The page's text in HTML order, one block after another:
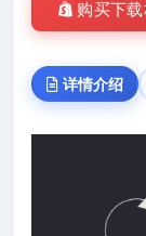
购买下载
详情介绍